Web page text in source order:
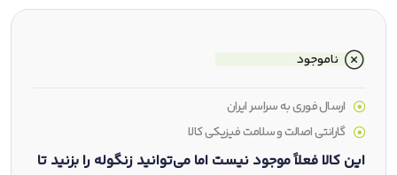
ناموجود
ارسال فوری به سراسر ایران
گارانتی اصالت و سلامت فیزیکی کالا
این کالا فعلاً موجود نیست اما می‌توانید زنگوله را بزنید تا